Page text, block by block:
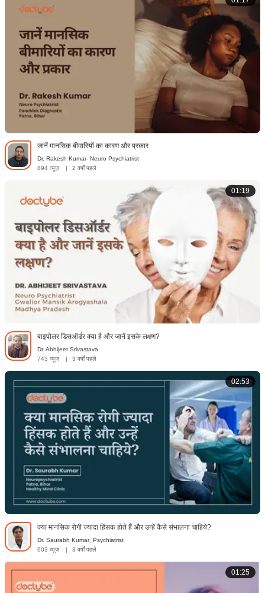
जानें मानसिक बीमारियों का कारण और प्रकार
Dr. Rakesh Kumar- Neuro Psychiatrist
894 व्यूज़
| 2 वर्षों पहले
01:19
बाइपोलर डिसऑर्डर क्या है और जानें इसके लक्षण?
Dr. Abhijeet Srivastava
743 व्यूज़
| 3 वर्षों पहले
02:53
क्या मानसिक रोगी ज्यादा हिंसक होते हैं और उन्हें कैसे संभालना चाहिये?
Dr. Saurabh Kumar_Psychiatrist
603 व्यूज़
| 3 वर्षों पहले
01:25